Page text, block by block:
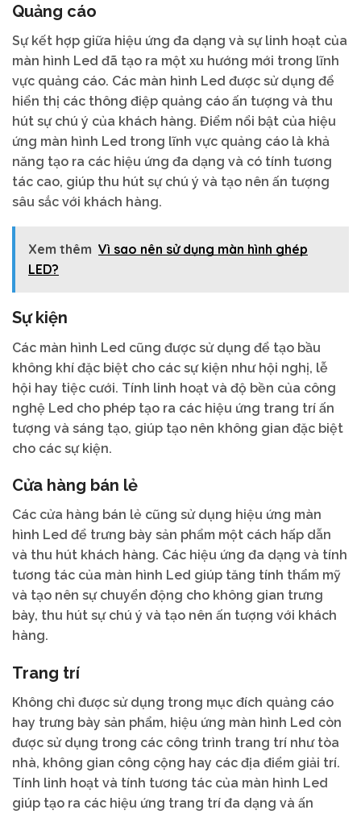
Quảng cáo
Sự kết hợp giữa hiệu ứng đa dạng và sự linh hoạt của
màn hình Led đã tạo ra một xu hướng mới trong lĩnh
vực quảng cáo. Các màn hình Led được sử dụng để
hiển thị các thông điệp quảng cáo ấn tượng và thu
hút sự chú ý của khách hàng. Điểm nổi bật của hiệu
ứng màn hình Led trong lĩnh vực quảng cáo là khả
năng tạo ra các hiệu ứng đa dạng và có tính tương
tác cao, giúp thu hút sự chú ý và tạo nên ấn tượng
sâu sắc với khách hàng.
Xem thêm Vì sao nên sử dụng màn hình ghép
LED?
Sự kiện
Các màn hình Led cũng được sử dụng để tạo bầu
không khí đặc biệt cho các sự kiện như hội nghị, lễ
hội hay tiệc cưới. Tính linh hoạt và độ bền của công
nghệ Led cho phép tạo ra các hiệu ứng trang trí ấn
tượng và sáng tạo, giúp tạo nên không gian đặc biệt
cho các sự kiện.
Cửa hàng bán lẻ
Các cửa hàng bán lẻ cũng sử dụng hiệu ứng màn
hình Led để trưng bày sản phẩm một cách hấp dẫn
và thu hút khách hàng. Các hiệu ứng đa dạng và tính
tương tác của màn hình Led giúp tăng tính thẩm mỹ
và tạo nên sự chuyển động cho không gian trưng
bày, thu hút sự chú ý và tạo nên ấn tượng với khách
hàng.
Trang trí
Không chỉ được sử dụng trong mục đích quảng cáo
hay trưng bày sản phẩm, hiệu ứng màn hình Led còn
được sử dụng trong các công trình trang trí như tòa
nhà, không gian công cộng hay các địa điểm giải trí.
Tính linh hoạt và tính tương tác của màn hình Led
giúp tạo ra các hiệu ứng trang trí đa dạng và ấn